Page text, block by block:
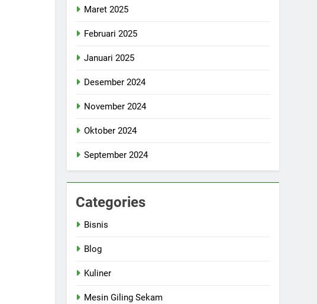
Maret 2025
Februari 2025
Januari 2025
Desember 2024
November 2024
Oktober 2024
September 2024
Categories
Bisnis
Blog
Kuliner
Mesin Giling Sekam